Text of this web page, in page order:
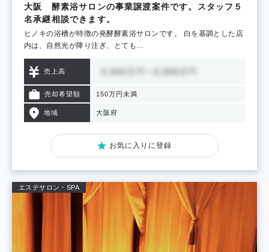
大阪 酵素浴サロンの事業譲渡案件です。スタッフ５
名承継相談できます。
ヒノキの浴槽が特徴の発酵酵素浴サロンです。 白を基調とした店
内は、自然光が降り注ぎ、とても…
売上高
売却希望額 150万円未満
地域 大阪府
お気に入りに登録
エステサロン・SPA